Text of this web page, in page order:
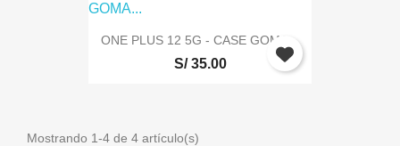
ONE PLUS 12 5G - CASE GOMA...
S/ 35.00
Mostrando 1-4 de 4 artículo(s)